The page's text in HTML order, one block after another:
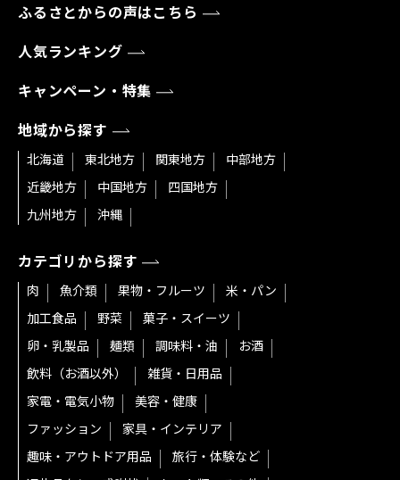
ふるさとからの声はこちら
人気ランキング
キャンペーン・特集
地域から探す
北海道 東北地方 関東地方
中部地方
近畿地方
中国地方
四国地方
九州地方
沖縄
カテゴリから探す
肉 魚介類 果物・フルーツ
米・パン
加工食品
野菜
菓子・スイーツ
卵・乳製品
麺類 調味料・油
お酒
飲料（お酒以外）
雑貨・日用品
家電・電気小物
美容・健康
ファッション
家具・インテリア
趣味・アウトドア用品
旅行・体験など